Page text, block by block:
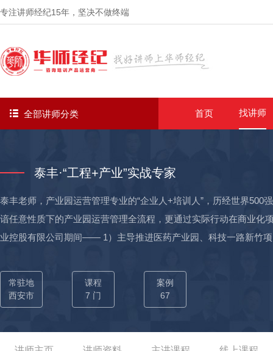
专注讲师经纪15年 ，坚决不做终端
全部讲师分类 首页 找讲师
泰丰·“工程+产业”实战专家
泰丰老师，产业园运营管理专业的“企业人+培训人”，历经世界
谙任意性质下的产业园运营管理全流程，更通过实际行动在商业
业控股有限公司期间—— 1）主导推进医药产业园、科技一路新竹
及贷款额度超过4亿，并实现有主有备； ——任职华夏幸福基业股
组织架构及制度体系搭建，形成以城市资源统筹、城市资产管理
邢台、元氏、行唐四个区域的市政道桥、景观园林、场馆公建等基
道更是列入集团示范项目；所带团队获评年度优秀团队，2017-
常驻地
西安市
课程
7 门
案例
67